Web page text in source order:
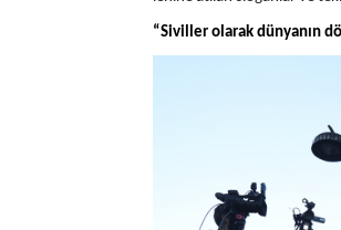
“Siviller olarak dünyanın